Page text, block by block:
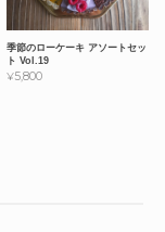
季節のローケーキ アソートセッ
ト Vol.19
¥5,800